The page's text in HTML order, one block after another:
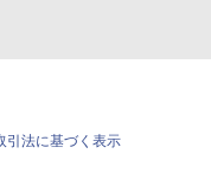
引法に基づく表示